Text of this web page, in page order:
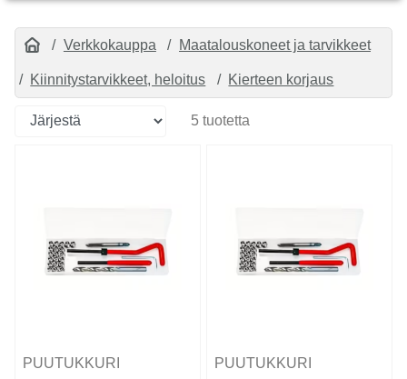
Verkkokauppa Maatalouskoneet ja tarvikkeet
Kiinnitystarvikkeet, heloitus Kierteen korjaus
5 tuotetta
PUUTUKKURI
PUUTUKKURI